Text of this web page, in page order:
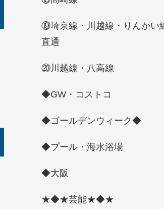
⑲埼京線・川越線・りんかい
直通
⑳川越線・八高線
◆GW・コストコ
◆ゴールデンウィーク◆
◆プール・海水浴場
◆大阪
★◆★芸能★◆★